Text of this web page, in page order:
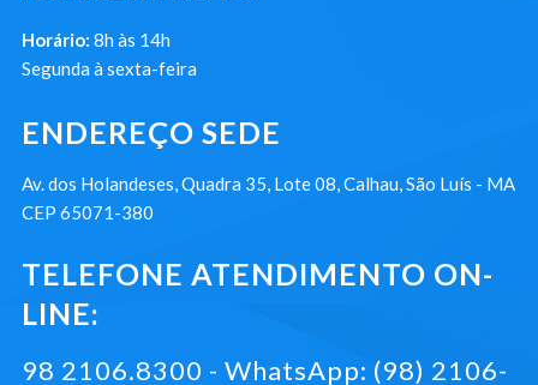
Horário: 8h às 14h
Segunda à sexta-feira
ENDEREÇO SEDE
Av. dos Holandeses, Quadra 35, Lote 08, Calhau, São Luís - MA
CEP 65071-380
TELEFONE ATENDIMENTO ON-
LINE:
98 2106.8300 - WhatsApp: (98) 2106-